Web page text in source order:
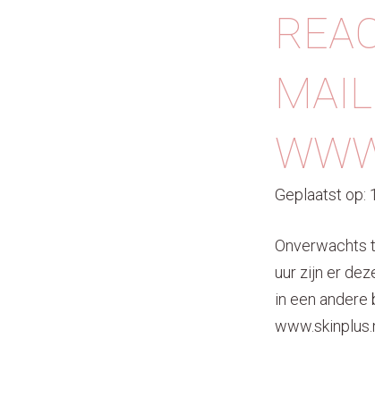
Geplaatst op:
Onverwachts
uur zijn er
in een andere